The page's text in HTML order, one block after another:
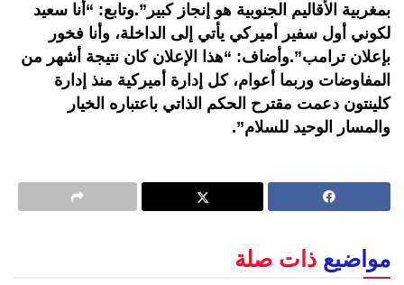
بمغربية الأقاليم الجنوبية هو إنجاز كبير”.وتابع: “أنا سعيد
لكوني أول سفير أميركي يأتي إلى الداخلة، وأنا فخور
بإعلان ترامب”.وأضاف: “هذا الإعلان كان نتيجة أشهر من
المفاوضات وربما أعوام، كل إدارة أميركية منذ إدارة
كلينتون دعمت مقترح الحكم الذاتي باعتباره الخيار
والمسار الوحيد للسلام”.
مواضيع ذات صلة